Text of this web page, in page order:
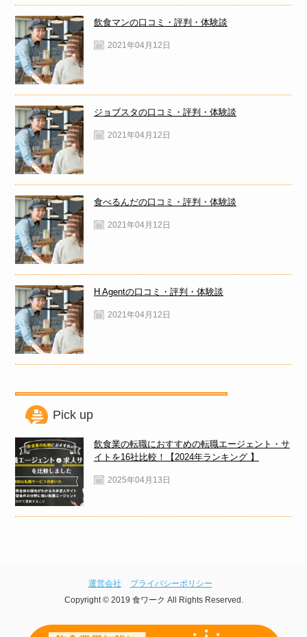
飲食マンの口コミ・評判・体験談
2021年04月12日
ジョブスタの口コミ・評判・体験談
2021年04月12日
食べるんだの口コミ・評判・体験談
2021年04月12日
H Agentの口コミ・評判・体験談
2021年04月12日
Pick up
飲食業の転職におすすめの転職エージェント・サ
イトを16社比較！【2024年ランキング 】
2025年04月13日
運営会社
プライバシーポリシー
Copyright © 2019 食ワーク All Rights Reserved.